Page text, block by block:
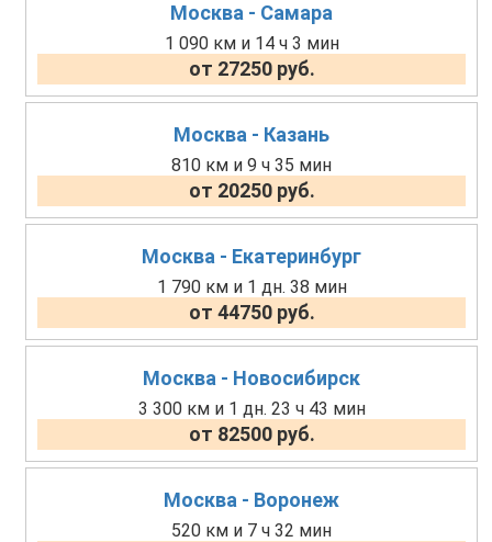
Москва - Самара
1 090 км и 14 ч 3 мин
от 27250 руб.
Москва - Казань
810 км и 9 ч 35 мин
от 20250 руб.
Москва - Екатеринбург
1 790 км и 1 дн. 38 мин
от 44750 руб.
Москва - Новосибирск
3 300 км и 1 дн. 23 ч 43 мин
от 82500 руб.
Москва - Воронеж
520 км и 7 ч 32 мин